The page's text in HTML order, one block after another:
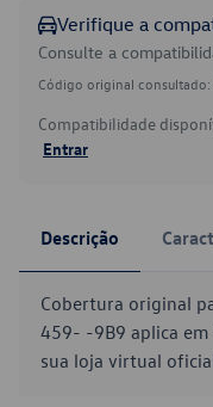
Verifique a
Consulte a
Código original consultado:
Compatibilidade
Entrar
Descrição
Cobertura original
459- -9B9 aplica em
sua loja virtual